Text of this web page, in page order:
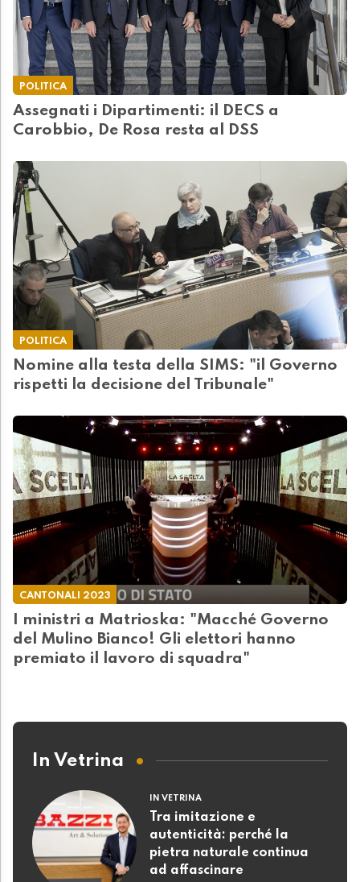
POLITICA
Assegnati i Dipartimenti: il DECS a
Carobbio, De Rosa resta al DSS
POLITICA
Nomine alla testa della SIMS: "il Governo
rispetti la decisione del Tribunale"
CANTONALI 2023
I ministri a Matrioska: "Macché Governo
del Mulino Bianco! Gli elettori hanno
premiato il lavoro di squadra"
In Vetrina
IN VETRINA
Tra imitazione e
autenticità: perché la
pietra naturale continua
ad affascinare